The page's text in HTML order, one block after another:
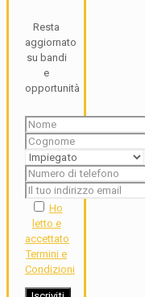
Resta
aggiornato
su bandi
e
opportunità
Ho
letto e
accettato
Termini e
Condizioni